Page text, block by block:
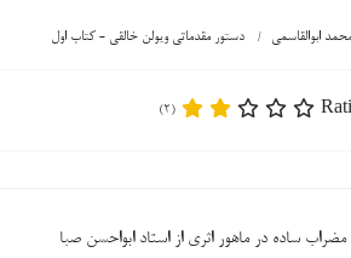
ابوالقاسمی دستور مقدماتی ویولن خالقی - کتاب اول
(2)
مضراب ساده در ماهور اثری از استاد ابواحسن صبا